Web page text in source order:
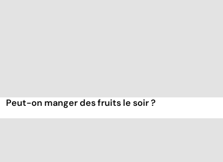
Peut-on manger des fruits le soir ?